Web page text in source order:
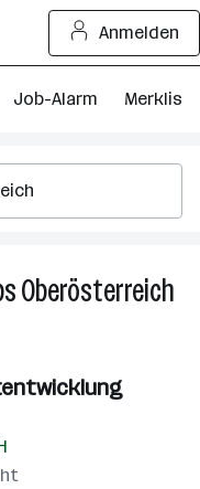
Anmelden
Job-Alarm Merkliste
Oberösterreich